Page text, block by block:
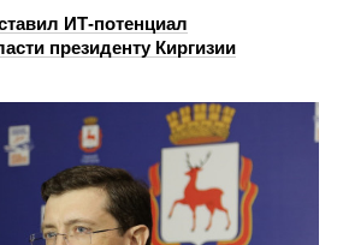
ИТ-потенциал
президенту Киргизии